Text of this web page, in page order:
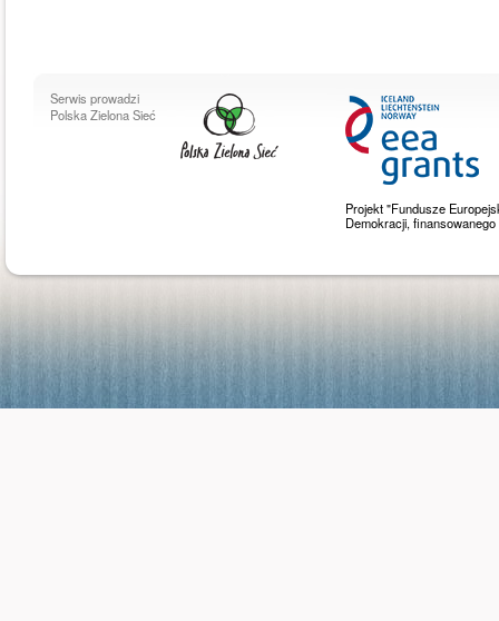
Serwis prowadzi
Polska Zielona Sieć
Projekt "Fundusze
Demokracji,